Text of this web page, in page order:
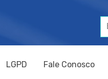
LGPD Fale Conosco